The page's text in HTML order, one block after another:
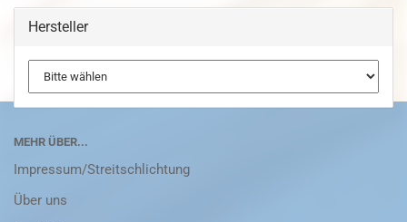
Hersteller
MEHR ÜBER...
Impressum/Streitschlichtung
Über uns